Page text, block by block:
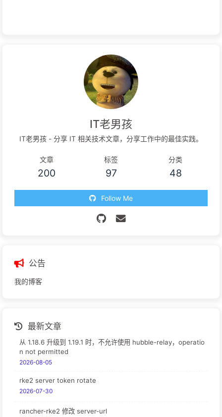
IT老男孩
IT老男孩 - 分享 IT 相关技术文章，分享工作中的最佳实践。
文章
200
标签
97
分类
48
Follow Me
公告
我的博客
最新文章
从 1.18.6 升级到 1.19.1 时，不允许使用 hubble-relay，operatio
n not permitted
2026-08-05
rke2 server token rotate
2026-07-30
rancher-rke2 修改 server-url